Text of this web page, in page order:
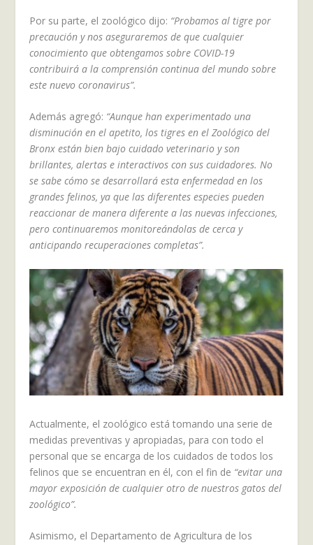
Por su parte, el zoológico dijo: “Probamos al tigre por
precaución y nos aseguraremos de que cualquier
conocimiento que obtengamos sobre COVID-19
contribuirá a la comprensión continua del mundo sobre
este nuevo coronavirus”.
Además agregó: “Aunque han experimentado una
disminución en el apetito, los tigres en el Zoológico del
Bronx están bien bajo cuidado veterinario y son
brillantes, alertas e interactivos con sus cuidadores. No
se sabe cómo se desarrollará esta enfermedad en los
grandes felinos, ya que las diferentes especies pueden
reaccionar de manera diferente a las nuevas infecciones,
pero continuaremos monitoreándolas de cerca y
anticipando recuperaciones completas”.
Actualmente, el zoológico está tomando una serie de
medidas preventivas y apropiadas, para con todo el
personal que se encarga de los cuidados de todos los
felinos que se encuentran en él, con el fin de “evitar una
mayor exposición de cualquier otro de nuestros gatos del
zoológico”.
Asimismo, el Departamento de Agricultura de los